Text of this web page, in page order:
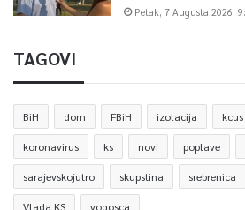
Petak, 7 Augusta 2026,
TAGOVI
BiH dom FBiH izolacija kcus
koronavirus ks novi poplave
sarajevskojutro skupstina srebrenica
Vlada KS vogosca